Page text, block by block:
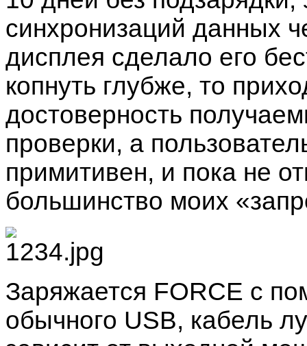
синхронизаций данных
дисплея сделало его
копнуть глубже, то
достоверность
проверки, а
примитивен, и пока не
большинство моих
Заряжается FORCE с
обычного USB, кабель